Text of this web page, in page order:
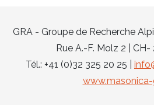
GRA - Groupe de Recherche
Rue A.-F. Molz 2 |
Tél.: +41 (0)32 325 20 25 |
www.masonica-